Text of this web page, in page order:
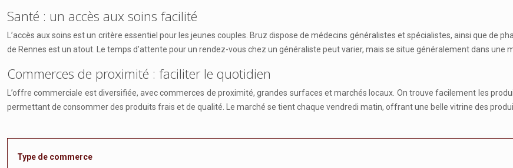
Santé : un accès aux soins facilité
L’accès aux soins est un critère essentiel pour les jeunes couples. Bruz dispose de médecins généralistes et spécialistes, ainsi que de
de Rennes est un atout. Le temps d’attente pour un rendez-vous chez un généraliste peut varier, mais se situe généralement dans une
Commerces de proximité : faciliter le quotidien
L’offre commerciale est diversifiée, avec commerces de proximité, grandes surfaces et marchés locaux. On trouve facilement les
permettant de consommer des produits frais et de qualité. Le marché se tient chaque vendredi matin, offrant une belle vitrine des
Type de commerce